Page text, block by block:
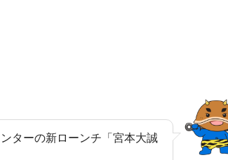
ターの新ローンチ「宮本大誠